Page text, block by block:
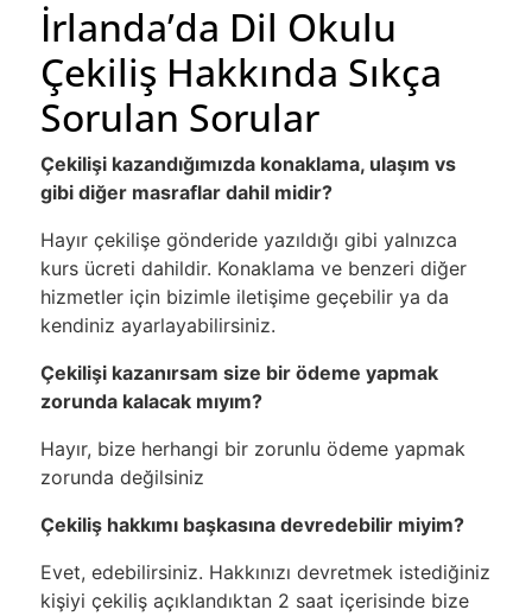
İrlanda’da Dil Okulu
Çekiliş Hakkında Sıkça
Sorulan Sorular
Çekilişi kazandığımızda konaklama, ulaşım vs
gibi diğer masraflar dahil midir?
Hayır çekilişe gönderide yazıldığı gibi yalnızca
kurs ücreti dahildir. Konaklama ve benzeri diğer
hizmetler için bizimle iletişime geçebilir ya da
kendiniz ayarlayabilirsiniz.
Çekilişi kazanırsam size bir ödeme yapmak
zorunda kalacak mıyım?
Hayır, bize herhangi bir zorunlu ödeme yapmak
zorunda değilsiniz
Çekiliş hakkımı başkasına devredebilir miyim?
Evet, edebilirsiniz. Hakkınızı devretmek istediğiniz
kişiyi çekiliş açıklandıktan 2 saat içerisinde bize